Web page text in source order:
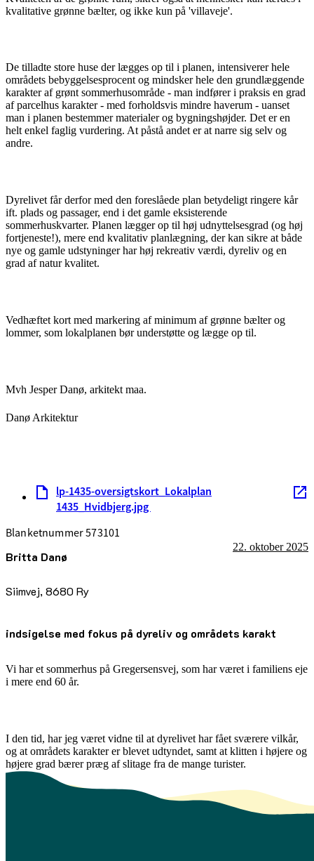
kvalitative grønne bælter, og ikke kun på 'villaveje'.
De tilladte store huse der lægges op til i planen, intensiverer hele
områdets bebyggelsesprocent og mindsker hele den grundlæggende
karakter af grønt sommerhusområde - man indfører i praksis en grad
af parcelhus karakter - med forholdsvis mindre haverum - uanset
man i planen bestemmer materialer og bygningshøjder. Det er en
helt enkel faglig vurdering. At påstå andet er at narre sig selv og
andre.
Dyrelivet får derfor med den foreslåede plan betydeligt ringere kår
ift. plads og passager, end i det gamle eksisterende
sommerhuskvarter. Planen lægger op til høj udnyttelsesgrad (og høj
fortjeneste!), mere end kvalitativ planlægning, der kan sikre at både
nye og gamle udstyninger har høj rekreativ værdi, dyreliv og en
grad af natur kvalitet.
Vedhæftet kort med markering af minimum af grønne bælter og
lommer, som lokalplanen bør understøtte og lægge op til.
Mvh Jesper Danø, arkitekt maa.
Danø Arkitektur
lp-1435-oversigtskort_Lokalplan
1435_Hvidbjerg.jpg
Blanketnummer 573101
Britta Danø
Siimvej, 8680 Ry
22. oktober 2025
indsigelse med fokus på dyreliv og områdets karakt
Vi har et sommerhus på Gregersensvej, som har været i familiens eje
i mere end 60 år.
I den tid, har jeg været vidne til at dyrelivet har fået sværere vilkår,
og at områdets karakter er blevet udtyndet, samt at klitten i højere og
højere grad bærer præg af slitage fra de mange turister.